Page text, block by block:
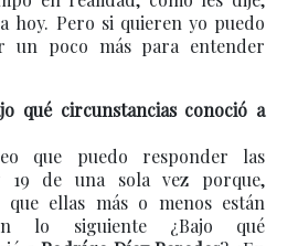
hoy. Pero si quieren yo puedo
un poco más para entender
qué circunstancias conoció a
que puedo responder las
19 de una sola vez porque,
ellas más o menos están
lo siguiente ¿Bajo qué